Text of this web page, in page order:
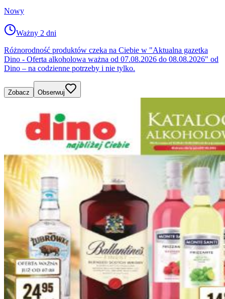
Nowy
Ważny 2 dni
Różnorodność produktów czeka na Ciebie w "Aktualna gazetka
Dino - Oferta alkoholowa ważna od 07.08.2026 do 08.08.2026" od
Dino – na codzienne potrzeby i nie tylko.
Zobacz Obserwuj